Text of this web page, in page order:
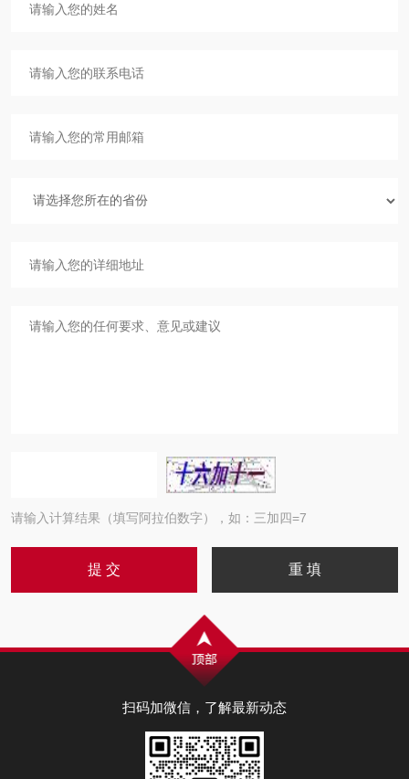
请输入计算结果（填写阿拉伯数字），如：三加四=7
扫码加微信，了解最新动态